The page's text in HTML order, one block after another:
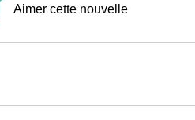
Aimer cette nouvelle